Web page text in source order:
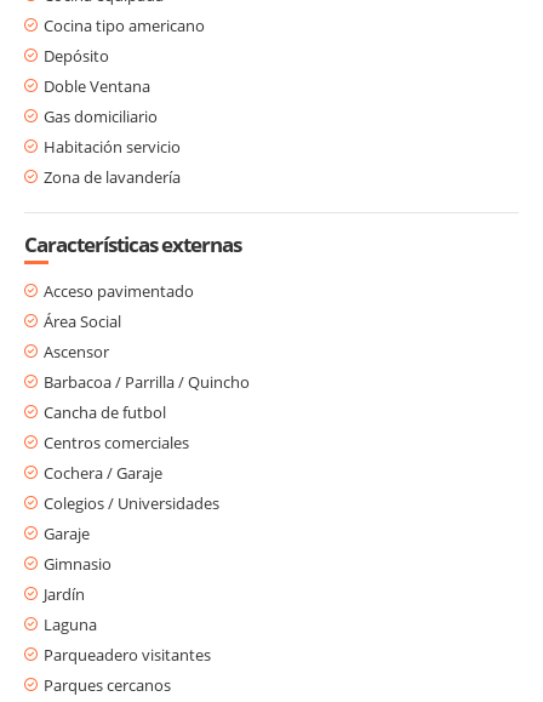
Cocina tipo americano
Depósito
Doble Ventana
Gas domiciliario
Habitación servicio
Zona de lavandería
Características externas
Acceso pavimentado
Área Social
Ascensor
Barbacoa / Parrilla / Quincho
Cancha de futbol
Centros comerciales
Cochera / Garaje
Colegios / Universidades
Garaje
Gimnasio
Jardín
Laguna
Parqueadero visitantes
Parques cercanos